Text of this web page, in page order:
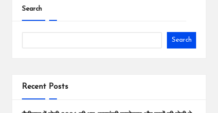
Search
Search
Recent Posts